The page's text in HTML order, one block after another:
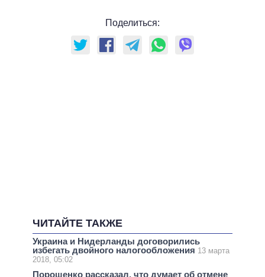
Поделиться:
ЧИТАЙТЕ ТАКЖЕ
Украина и Нидерланды договорились
избегать двойного налогообложения 13 марта
2018, 05:02
Порошенко рассказал, что думает об отмене